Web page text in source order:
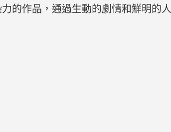
的作品，通過生動的劇情和鮮明的